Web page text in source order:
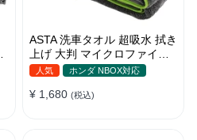
ASTA 洗車タオル 超吸水 拭き
上げ 大判 マイクロファイバ
ークロス プロ仕様 水拭き 窓
傷つかない 撥水 厚手 両面 大
人気 ホンダ NBOX対応
¥ 1,680 (税込)